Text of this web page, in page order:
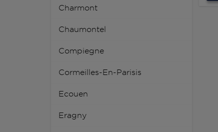
Charmont
Chaumontel
Compiegne
Cormeilles-En-Parisis
Ecouen
Eragny